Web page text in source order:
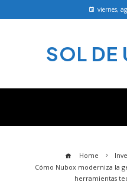
viernes,
SOL DE
Home
Cómo Nubox moderniza la
herramientas